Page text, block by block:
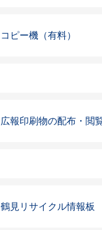
コピー機（有料）
広報印刷物の配布・閲
鶴見リサイクル情報板